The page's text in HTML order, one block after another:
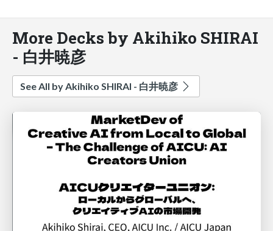
More Decks by Akihiko SHIRAI
- 白井暁彦
See All by Akihiko SHIRAI - 白井暁彦